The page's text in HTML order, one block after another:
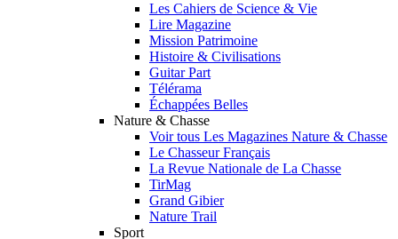
Les Cahiers de Science & Vie
Lire Magazine
Mission Patrimoine
Histoire & Civilisations
Guitar Part
Télérama
Échappées Belles
Nature & Chasse
Voir tous Les Magazines Nature & Chasse
Le Chasseur Français
La Revue Nationale de La Chasse
TirMag
Grand Gibier
Nature Trail
Sport